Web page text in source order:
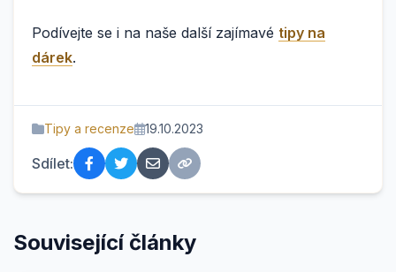
Podívejte se i na naše další zajímavé tipy na
dárek.
Tipy a recenze 19.10.2023
Sdílet:
Související články